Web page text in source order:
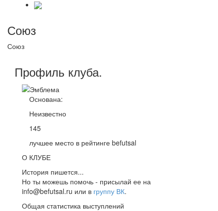
Союз
Союз
Профиль клуба.
Основана:
Неизвестно
145
лучшее место в рейтинге befutsal
О КЛУБЕ
История пишется...
Но ты можешь помочь - присылай ее на
info@befutsal.ru или в группу ВК.
Общая статистика выступлений